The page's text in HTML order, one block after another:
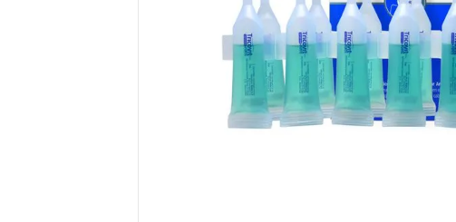
10 neumoflux